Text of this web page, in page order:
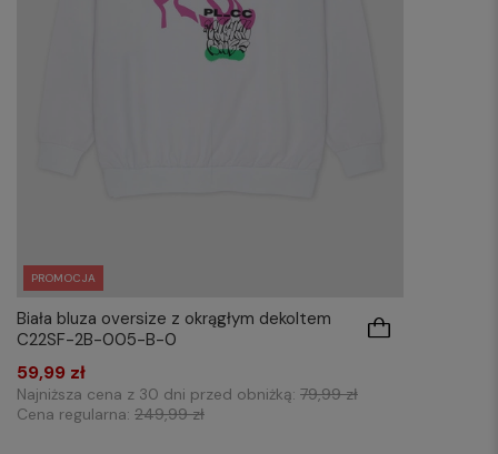
PROMOCJA
Biała bluza oversize z okrągłym dekoltem
C22SF-2B-005-B-0
59,99 zł
Najniższa cena z 30 dni przed obniżką: 79,99 zł
Cena regularna: 249,99 zł